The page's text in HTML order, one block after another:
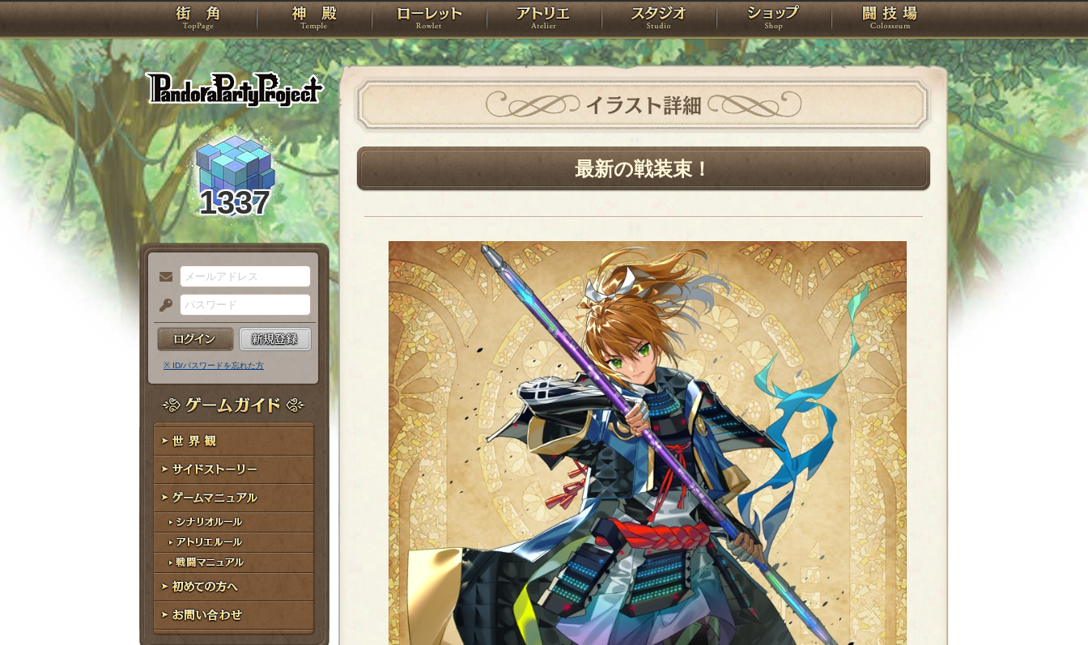
PandoraPartyProject
TOP 神殿 ローレット アトリエ スタジオ ショップ 闘技場
1337
メ
ー
ル
ア
ド
レ
ス
パ
ス
ー
ド
※ ID/パスワードを忘れた方
ゲームガイド
世界観
サイドストーリー
ゲームマニュアル
シナリオルール
アトリエルール
戦闘マニュアル
初めての方へ
お問い合わせ
イラスト詳細
最新の戦装束！